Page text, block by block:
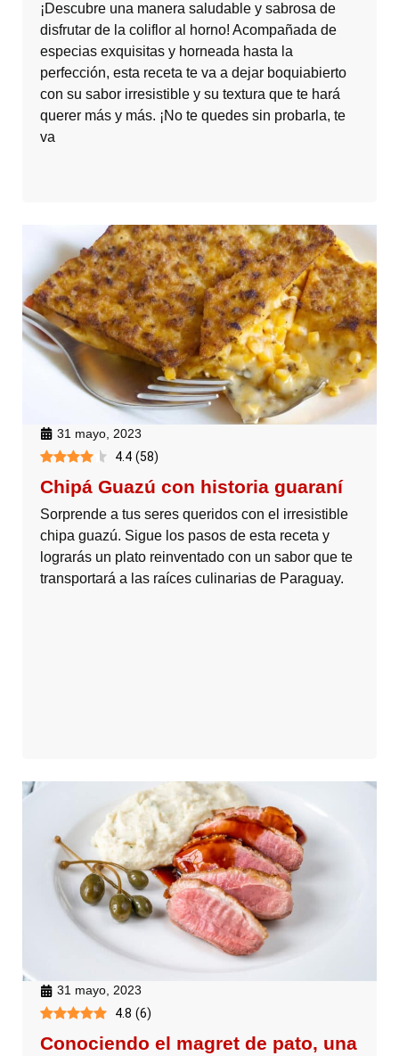
¡Descubre una manera saludable y sabrosa de
disfrutar de la coliflor al horno! Acompañada de
especias exquisitas y horneada hasta la
perfección, esta receta te va a dejar boquiabierto
con su sabor irresistible y su textura que te hará
querer más y más. ¡No te quedes sin probarla, te
va
31 mayo, 2023
4.4 (58)
Chipá Guazú con historia guaraní
Sorprende a tus seres queridos con el irresistible
chipa guazú. Sigue los pasos de esta receta y
lograrás un plato reinventado con un sabor que te
transportará a las raíces culinarias de Paraguay.
31 mayo, 2023
4.8 (6)
Conociendo el magret de pato, una